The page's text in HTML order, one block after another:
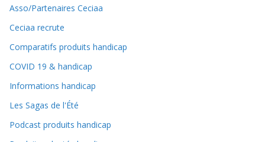
Asso/Partenaires Ceciaa
Ceciaa recrute
Comparatifs produits handicap
COVID 19 & handicap
Informations handicap
Les Sagas de l'Été
Podcast produits handicap